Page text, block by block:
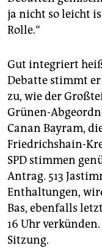
ja nicht so leicht
Rolle.“
Gut integriert
Debatte stimmt
zu, wie der
Grünen-
Canan Bayram,
Friedrichshain-
SPD stimmen
Antrag. 513
Enthaltungen,
Bas, ebenfalls
16 Uhr
Sitzung.